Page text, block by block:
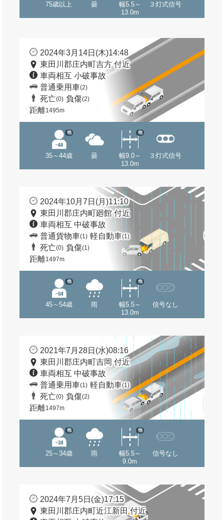
75歳以上 曇
幅5.5～
13.0m
３灯式信号
2024年3月14日(木)14:48
東田川郡庄内町吉方 付近
車両相互 小破事故
普通乗用車(2)
死亡(0) 負傷(2)
距離1495m
35～44歳
他
曇
幅9.0～
13.0m
他
３灯式信号
2024年10月7日(月)11:10
東田川郡庄内町廻館 付近
車両相互 中破事故
普通貨物車(1) 軽自動車(1)
死亡(0) 負傷(1)
距離1497m
45～54歳
他
雨
幅5.5～
13.0m
他
信号なし
2021年7月28日(水)08:16
東田川郡庄内町吉岡 付近
車両相互 中破事故
普通乗用車(1) 軽自動車(1)
死亡(0) 負傷(2)
距離1497m
25～34歳
他
雨
幅5.5～
9.0m
他
信号なし
2024年7月5日(金)17:15
東田川郡庄内町近江新田 付近